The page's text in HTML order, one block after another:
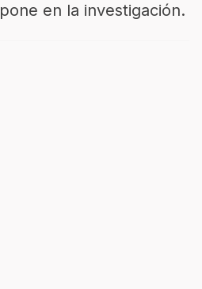
en la investigación.